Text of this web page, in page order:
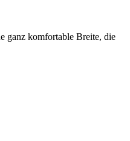
ganz komfortable Breite, die